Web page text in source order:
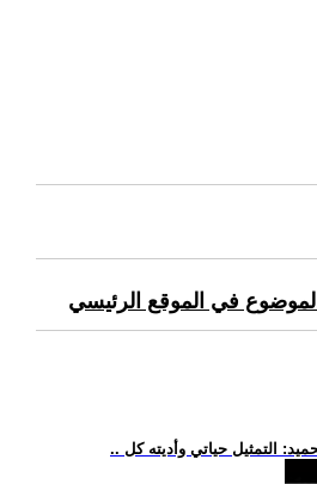
في الموقع الرئيسي
التمثيل حياتي وأديته كل